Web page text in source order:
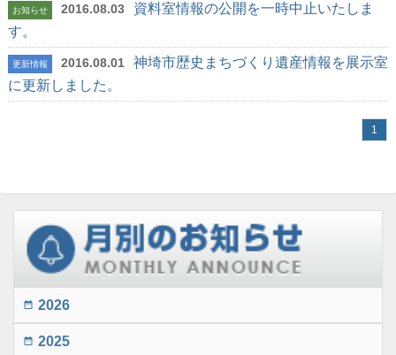
お知らせ 2016.08.03
資料室情報の公開を一時中止いたしま
す。
更新情報 2016.08.01
神埼市歴史まちづくり遺産情報を展示室
に更新しました。
1
date_range 2026
date_range 2025